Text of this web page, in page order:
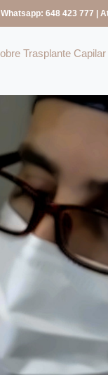
648 423 777 |
Trasplante Capilar